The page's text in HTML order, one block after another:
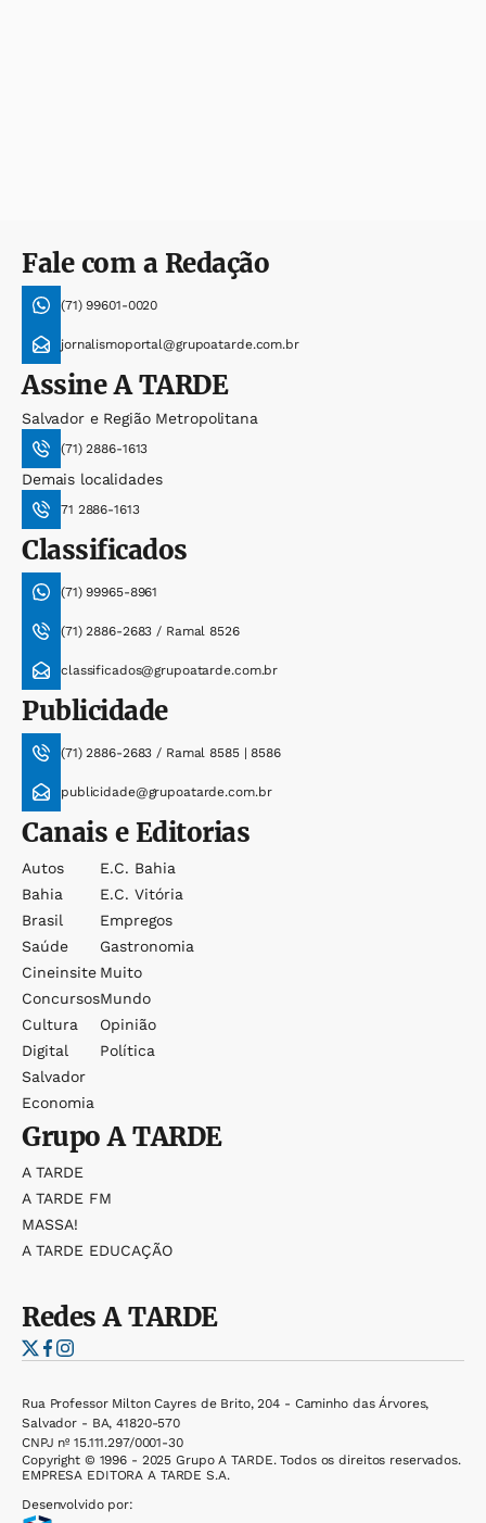
Fale com a Redação
(71) 99601-0020
jornalismoportal@grupoatarde.com.br
AssineA TARDE
Salvador e Região Metropolitana
(71) 2886-1613
Demais localidades
71 2886-1613
Classificados
(71) 99965-8961
(71) 2886-2683 / Ramal 8526
classificados@grupoatarde.com.br
Publicidade
(71) 2886-2683 / Ramal 8585 | 8586
publicidade@grupoatarde.com.br
Canais e Editorias
Autos
Bahia
Brasil
Saúde
Cineinsite
Concursos
Cultura
Digital
Salvador
Economia
E.c. Bahia
E.c. Vitória
Empregos
Gastronomia
Muito
Mundo
Opinião
Política
GrupoA TARDE
A TARDE
A TARDE FM
MASSA!
A TARDE EDUCAÇÃO
RedesA TARDE
Rua Professor Milton Cayres de Brito, 204 - Caminho das Árvores,
Salvador - BA, 41820-570
CNPJ nº 15.111.297/0001-30
Copyright © 1996 - 2025 Grupo A TARDE. Todos os direitos reservados.
EMPRESA EDITORA A TARDE S.A.
Desenvolvido por: